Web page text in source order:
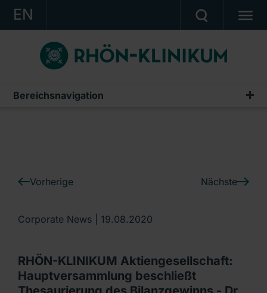
EN
KONZERN
KLINIKEN
KARRIERE
Ein Unternehmen der RHÖN-KLINIKUM AG
Bereichsnavigation
IR-News
Vorherige Nächste
Corporate News | 19.08.2020
RHÖN-KLINIKUM Aktiengesellschaft:
Hauptversammlung beschließt